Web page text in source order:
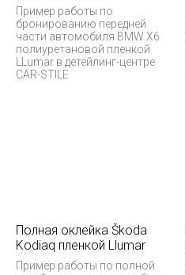
Пример работы по
бронированию передней
части автомобиля BMW X6
полиуретановой пленкой
LLumar в детейлинг-центре
CAR-STILE
Полная оклейка Škoda
Kodiaq пленкой Llumar
Пример работы по полной